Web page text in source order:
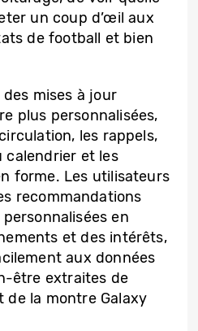
un coup d’œil aux
de football et bien
mises à jour
plus personnalisées,
les rappels,
calendrier et les
forme. Les utilisateurs
recommandations
en
et des intérêts,
aux données
être extraites de
de la montre Galaxy